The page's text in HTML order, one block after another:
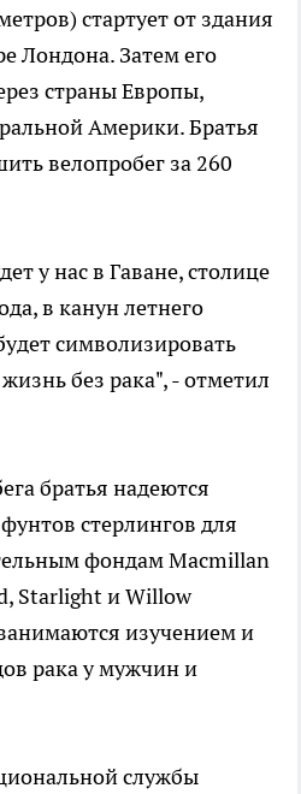
стартует от здания
Лондона. Затем его
страны Европы,
Америки. Братья
велопробег за 260
у нас в Гаване, столице
в канун летнего
символизировать
без рака", - отметил
братья надеются
стерлингов для
фондам Macmillan
Starlight и Willow
изучением и
рака у мужчин и
службы